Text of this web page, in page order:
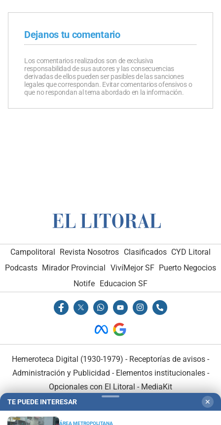
Dejanos tu comentario
Los comentarios realizados son de exclusiva
responsabilidad de sus autores y las consecuencias
derivadas de ellos pueden ser pasibles de las sanciones
legales que correspondan. Evitar comentarios ofensivos o
que no respondan al tema abordado en la información.
Campolitoral Revista Nosotros Clasificados CYD Litoral
Podcasts Mirador Provincial VivíMejor SF Puerto Negocios
Notife Educacion SF
Hemeroteca Digital (1930-1979) - Receptorías de avisos -
Administración y Publicidad - Elementos institucionales-
Opcionales con El Litoral - MediaKit
TE PUEDE INTERESAR ✕
ÁREA METROPOLITANA